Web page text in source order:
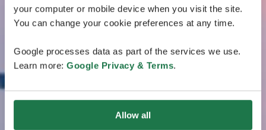
your computer or mobile device when you visit the site.
You can change your cookie preferences at any time.
Google processes data as part of the services we use.
Learn more: Google Privacy & Terms.
Allow all